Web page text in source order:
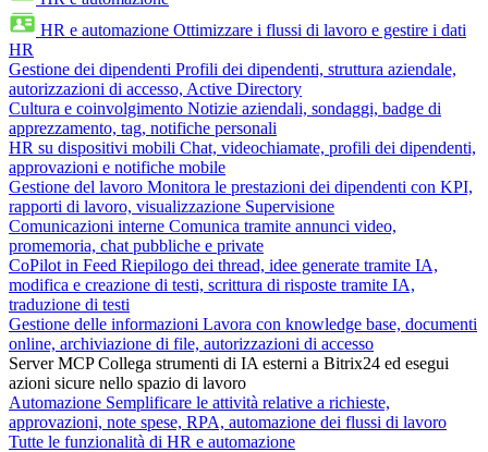
HR e automazione Ottimizzare i flussi di lavoro e gestire i dati
HR
Gestione dei dipendenti Profili dei dipendenti, struttura aziendale,
autorizzazioni di accesso, Active Directory
Cultura e coinvolgimento Notizie aziendali, sondaggi, badge di
apprezzamento, tag, notifiche personali
HR su dispositivi mobili Chat, videochiamate, profili dei dipendenti,
approvazioni e notifiche mobile
Gestione del lavoro Monitora le prestazioni dei dipendenti con KPI,
rapporti di lavoro, visualizzazione Supervisione
Comunicazioni interne Comunica tramite annunci video,
promemoria, chat pubbliche e private
CoPilot in Feed Riepilogo dei thread, idee generate tramite IA,
modifica e creazione di testi, scrittura di risposte tramite IA,
traduzione di testi
Gestione delle informazioni Lavora con knowledge base, documenti
online, archiviazione di file, autorizzazioni di accesso
Server MCP Collega strumenti di IA esterni a Bitrix24 ed esegui
azioni sicure nello spazio di lavoro
Automazione Semplificare le attività relative a richieste,
approvazioni, note spese, RPA, automazione dei flussi di lavoro
Tutte le funzionalità di HR e automazione